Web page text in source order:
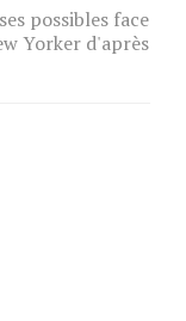
possibles face
Yorker d'après